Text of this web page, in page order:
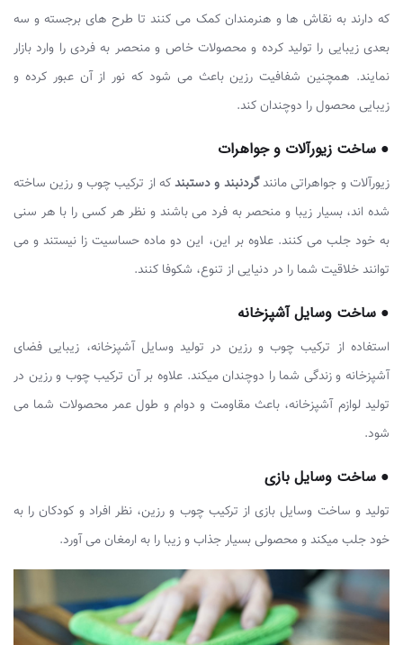
که دارند به نقاش ها و هنرمندان کمک می کنند تا طرح های برجسته و سه
بعدی زیبایی را تولید کرده و محصولات خاص و منحصر به فردی را وارد بازار
نمایند. همچنین شفافیت رزین باعث می شود که نور از آن عبور کرده و
زیبایی محصول را دوچندان کند.
● ساخت زیورآلات و جواهرات
زیورآلات و جواهراتی مانندگردنبند و دستبندکه از ترکیب چوب و رزین ساخته
شده اند، بسیار زیبا و منحصر به فرد می باشند و نظر هر کسی را با هر سنی
به خود جلب می کنند. علاوه بر این، این دو ماده حساسیت زا نیستند و می
توانند خلاقیت شما را در دنیایی از تنوع، شکوفا کنند.
● ساخت وسایل آشپزخانه
استفاده از ترکیب چوب و رزین در تولید وسایل آشپزخانه، زیبایی فضای
آشپزخانه و زندگی شما را دوچندان میکند. علاوه بر آن ترکیب چوب و رزین در
تولید لوازم آشپزخانه، باعث مقاومت و دوام و طول عمر محصولات شما می
شود.
● ساخت وسایل بازی
تولید و ساخت وسایل بازی از ترکیب چوب و رزین، نظر افراد و کودکان را به
خود جلب میکند و محصولی بسیار جذاب و زیبا را به ارمغان می آورد.